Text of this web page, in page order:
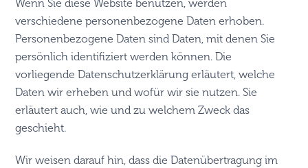
Wenn Sie diese Website benutzen, werden
verschiedene personenbezogene Daten erhoben.
Personenbezogene Daten sind Daten, mit denen Sie
persönlich identifiziert werden können. Die
vorliegende Datenschutzerklärung erläutert, welche
Daten wir erheben und wofür wir sie nutzen. Sie
erläutert auch, wie und zu welchem Zweck das
geschieht.
Wir weisen darauf hin, dass die Datenübertragung im